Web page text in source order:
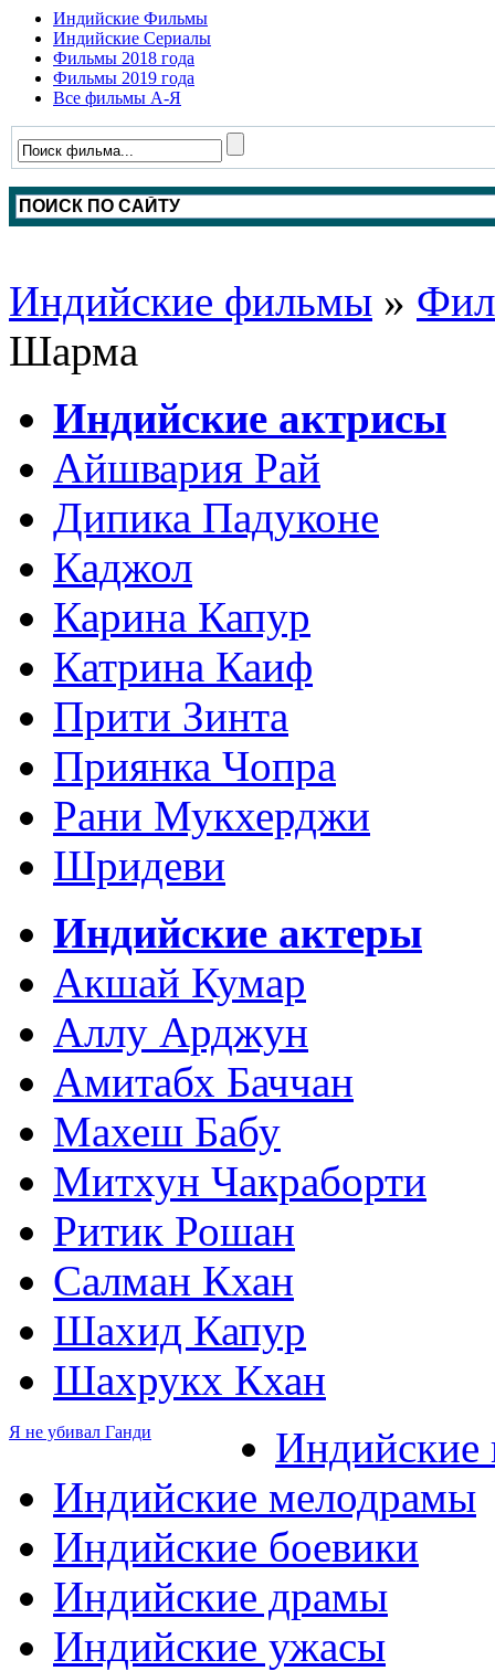
Индийские Фильмы
Индийские Сериалы
Фильмы 2018 года
Фильмы 2019 года
Все фильмы А-Я
Индийские фильмы »
Шарма
Индийские актрисы
Айшвария Рай
Дипика Падуконе
Каджол
Карина Капур
Катрина Каиф
Прити Зинта
Приянка Чопра
Рани Мукхерджи
Шридеви
Индийские актеры
Акшай Кумар
Аллу Арджун
Амитабх Баччан
Махеш Бабу
Митхун Чакраборти
Ритик Рошан
Салман Кхан
Шахид Капур
Шахрукх Кхан
Я не убивал Ганди
Индийские
Индийские мелодрамы
Индийские боевики
Индийские драмы
Индийские ужасы